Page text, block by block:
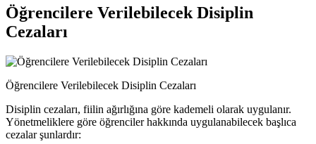
Öğrencilere Verilebilecek Disiplin
Cezaları
Öğrencilere Verilebilecek Disiplin Cezaları
Disiplin cezaları, fiilin ağırlığına göre kademeli olarak uygulanır.
Yönetmeliklere göre öğrenciler hakkında uygulanabilecek başlıca
cezalar şunlardır: